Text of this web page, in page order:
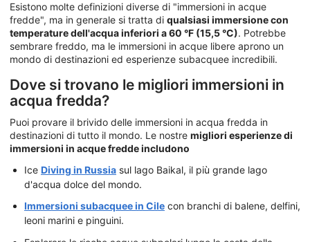
Esistono molte definizioni diverse di "immersioni in acque
fredde", ma in generale si tratta di qualsiasi immersione con
temperature dell'acqua inferiori a 60 °F (15,5 °C). Potrebbe
sembrare freddo, ma le immersioni in acque libere aprono un
mondo di destinazioni ed esperienze subacquee incredibili.
Dove si trovano le migliori immersioni in
acqua fredda?
Puoi provare il brivido delle immersioni in acqua fredda in
destinazioni di tutto il mondo. Le nostre migliori esperienze di
immersioni in acque fredde includono
Ice Diving in Russia sul lago Baikal, il più grande lago
d'acqua dolce del mondo.
Immersioni subacquee in Cile con branchi di balene, delfini,
leoni marini e pinguini.